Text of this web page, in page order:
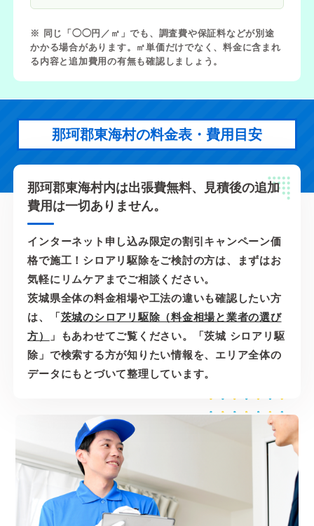
※ 同じ「◯◯円／㎡」でも、調査費や保証料などが別途
かかる場合があります。㎡単価だけでなく、料金に含まれ
る内容と追加費用の有無も確認しましょう。
那珂郡東海村の料金表・費用目安
那珂郡東海村内は出張費無料、見積後の追加
費用は一切ありません。
インターネット申し込み限定の割引キャンペーン価
格で施工！シロアリ駆除をご検討の方は、まずはお
気軽にリムケアまでご相談ください。
茨城県全体の料金相場や工法の違いも確認したい方
は、「茨城のシロアリ駆除（料金相場と業者の選び
方）
」もあわせてご覧ください。「茨城 シロアリ駆
除」で検索する方が知りたい情報を、エリア全体の
データにもとづいて整理しています。